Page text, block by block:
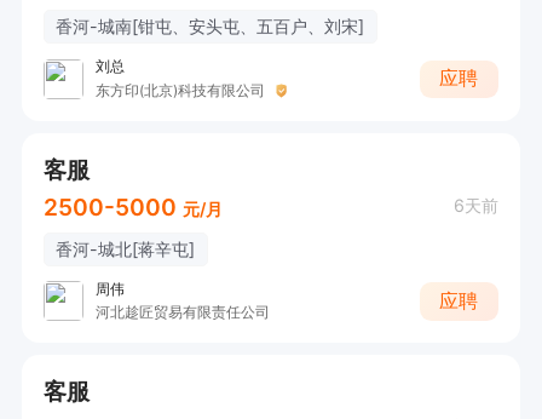
香河-城南[钳屯、安头屯、五百户、刘宋]
刘总
东方印(北京)科技有限公司
应聘
客服
2500-5000 元/月 6天前
香河-城北[蒋辛屯]
周伟
河北趁匠贸易有限责任公司
应聘
客服